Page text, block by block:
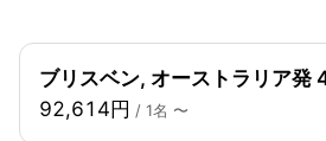
ブリスベン, オーストラリア発
92,614円 / 1名 〜